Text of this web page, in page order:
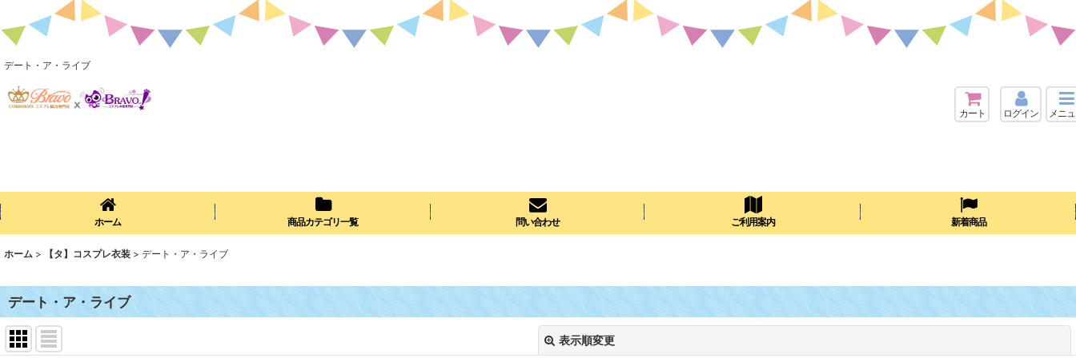
デート・ア・ライブ
カート ログイン メニ
ホーム 商品カテゴリ一覧 問い合わせ ご利用案内 新着商品
ホーム > 【タ】コスプレ衣装 > デート・ア・ライブ
デート・ア・ライブ
表示順変更